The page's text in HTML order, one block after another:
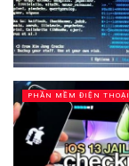
PHẦN MỀM ĐIỆN THOẠI